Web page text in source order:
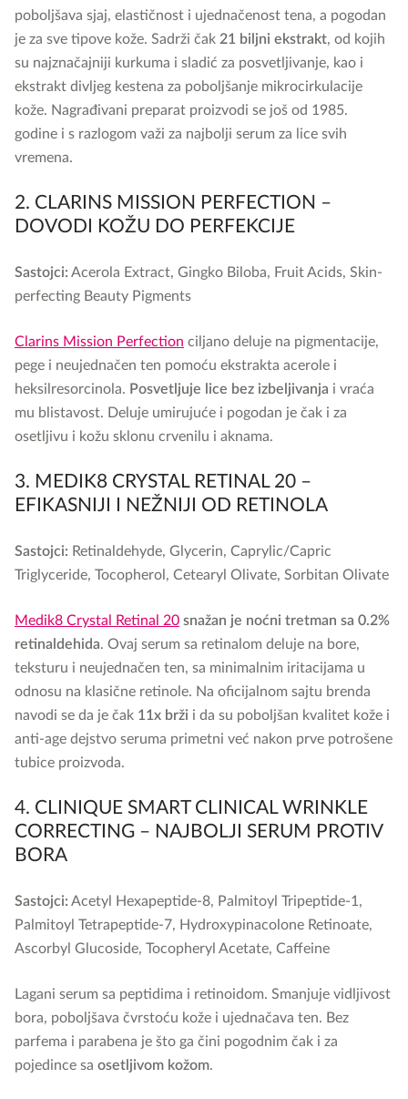
poboljšava sjaj, elastičnost i ujednačenost tena, a pogodan
je za sve tipove kože. Sadrži čak 21 biljni ekstrakt, od kojih
su najznačajniji kurkuma i sladić za posvetljivanje, kao i
ekstrakt divljeg kestena za poboljšanje mikrocirkulacije
kože. Nagrađivani preparat proizvodi se još od 1985.
godine i s razlogom važi za najbolji serum za lice svih
vremena.
2. CLARINS MISSION PERFECTION –
DOVODI KOŽU DO PERFEKCIJE
Sastojci: Acerola Extract, Gingko Biloba, Fruit Acids, Skin-
perfecting Beauty Pigments
Clarins Mission Perfection ciljano deluje na pigmentacije,
pege i neujednačen ten pomoću ekstrakta acerole i
heksilresorcinola. Posvetljuje lice bez izbeljivanja i vraća
mu blistavost. Deluje umirujuće i pogodan je čak i za
osetljivu i kožu sklonu crvenilu i aknama.
3. MEDIK8 CRYSTAL RETINAL 20 –
EFIKASNIJI I NEŽNIJI OD RETINOLA
Sastojci: Retinaldehyde, Glycerin, Caprylic/Capric
Triglyceride, Tocopherol, Cetearyl Olivate, Sorbitan Olivate
Medik8 Crystal Retinal 20 snažan je noćni tretman sa 0.2%
retinaldehida. Ovaj serum sa retinalom deluje na bore,
teksturu i neujednačen ten, sa minimalnim iritacijama u
odnosu na klasične retinole. Na oficijalnom sajtu brenda
navodi se da je čak 11x brži i da su poboljšan kvalitet kože i
anti-age dejstvo seruma primetni već nakon prve potrošene
tubice proizvoda.
4. CLINIQUE SMART CLINICAL WRINKLE
CORRECTING – NAJBOLJI SERUM PROTIV
BORA
Sastojci: Acetyl Hexapeptide-8, Palmitoyl Tripeptide-1,
Palmitoyl Tetrapeptide-7, Hydroxypinacolone Retinoate,
Ascorbyl Glucoside, Tocopheryl Acetate, Caffeine
Lagani serum sa peptidima i retinoidom. Smanjuje vidljivost
bora, poboljšava čvrstoću kože i ujednačava ten. Bez
parfema i parabena je što ga čini pogodnim čak i za
pojedince sa osetljivom kožom.